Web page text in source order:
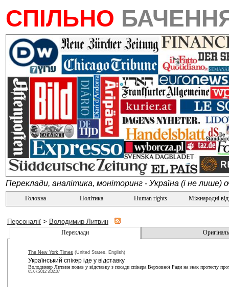
СПІЛЬНО
Переклади, аналітика, моніторинг - Україна (і не лише)
Головна Політика Human rights Міжнародні
Персоналії > Володимир Литвин
Переклади
The New York Times (United States, English)
Український спікер іде у відставку
Володимир Литвин подав у відставку з посади спікера Верховної Ради на знак протесту
05.07.2012 3:02:07